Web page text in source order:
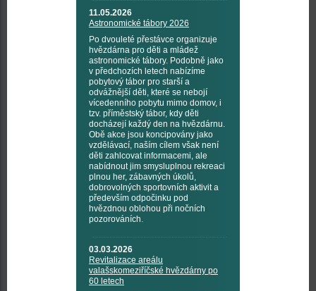
11.05.2026
Astronomické tábory 2026
Po dvouleté přestávce organizuje
hvězdárna pro děti a mládež
astronomické tábory. Podobně jako
v předchozích letech nabízíme
pobytový tábor pro starší a
odvážnější děti, které se nebojí
vícedenního pobytu mimo domov, i
tzv. příměstský tábor, kdy děti
docházejí každý den na hvězdárnu.
Obě akce jsou koncipovány jako
vzdělávací, naším cílem však není
děti zahlcovat informacemi, ale
nabídnout jim smysluplnou rekreaci
plnou her, zábavných úkolů,
dobrovolných sportovních aktivit a
především odpočinku pod
hvězdnou oblohou při nočních
pozorováních.
03.03.2026
Revitalizace areálu
valašskomeziříčské hvězdárny po
60 letech